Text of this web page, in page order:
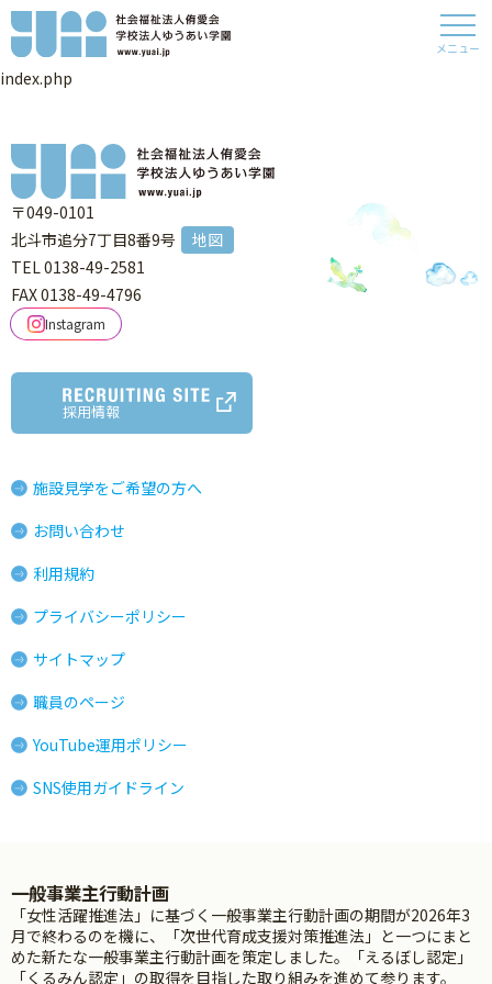
メニュー
index.php
〒049-0101
北斗市追分7丁目8番9号
地図
TEL 0138-49-2581
FAX 0138-49-4796
Instagram
採用情報
施設見学をご希望の方へ
お問い合わせ
利用規約
プライバシーポリシー
サイトマップ
職員のページ
YouTube運用ポリシー
SNS使用ガイドライン
一般事業主行動計画
「女性活躍推進法」に基づく一般事業主行動計画の期間が2026年3
月で終わるのを機に、「次世代育成支援対策推進法」と一つにまと
めた新たな一般事業主行動計画を策定しました。「えるぼし認定」
「くるみん認定」の取得を目指した取り組みを進めて参ります。